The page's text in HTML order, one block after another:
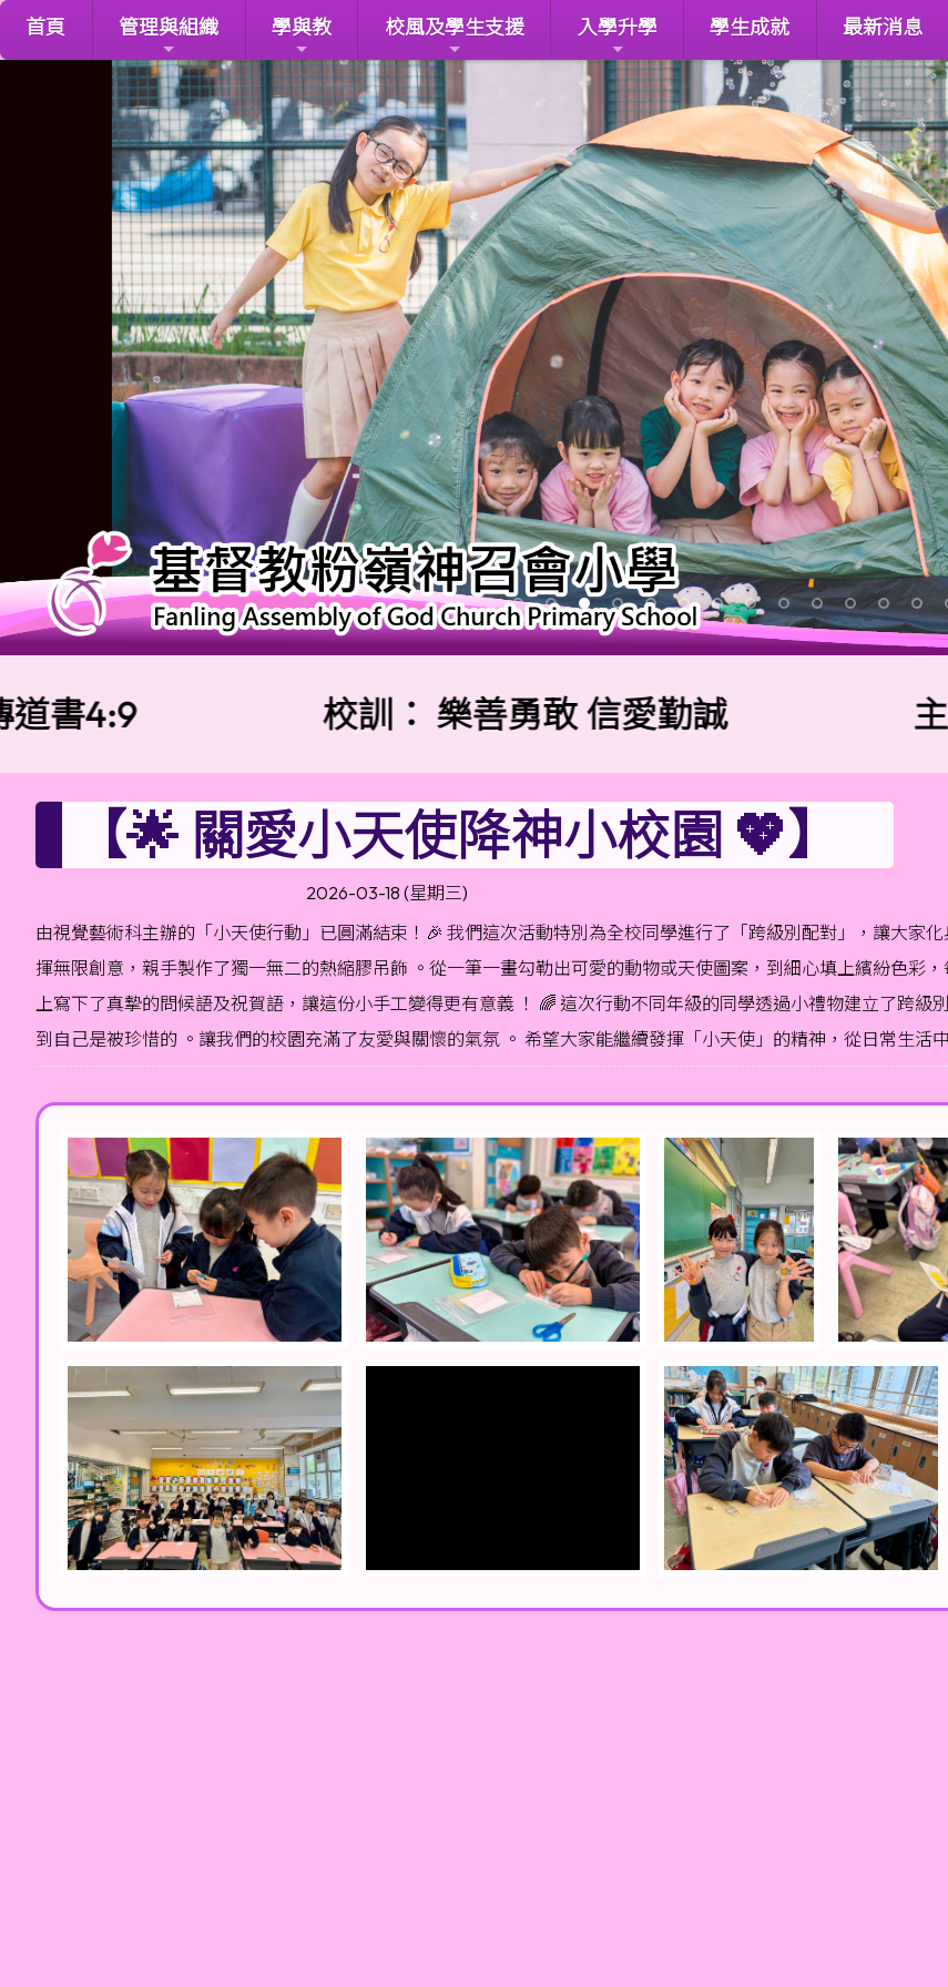
首頁 管理與組織 學與教 校風及學生支援 入學升學 學生成就 最新消息
校訓：樂善勇敢 信愛勤誠 主題
【🌟 關愛小天使降神小校園 💖】
2026-03-18 (星期三)
由視覺藝術科主辦的「小天使行動」已圓滿結束！🎉 我們這次活動特別為全校同學進行了「跨級別配對」，讓大家
揮無限創意，親手製作了獨一無二的熱縮膠吊飾 。從一筆一畫勾勒出可愛的動物或天使圖案，到細心填上繽紛色彩
上寫下了真摯的問候語及祝賀語，讓這份小手工變得更有意義 ！ 🌈 這次行動不同年級的同學透過小禮物建立了跨
到自己是被珍惜的 。讓我們的校園充滿了友愛與關懷的氣氛 。 希望大家能繼續發揮「小天使」的精神，從日常生活